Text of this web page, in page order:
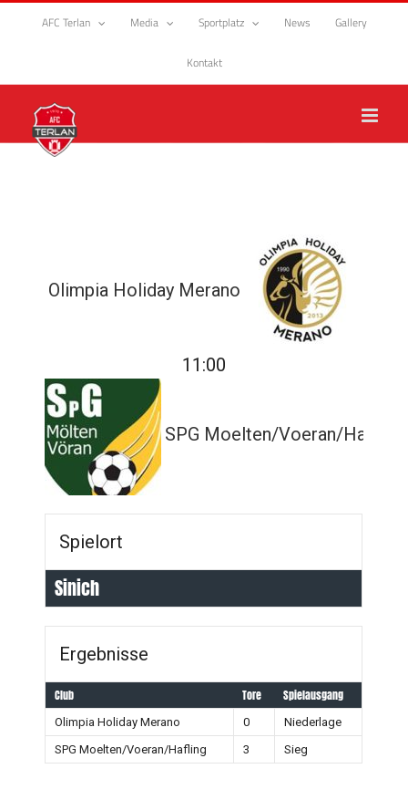
Zum
AFC Terlan Media Sportplatz News Gallery
Kontakt
Olimpia Holiday Merano
11:00
SPG Moelten/Voeran/Hafling
Spielort
Sinich
Ergebnisse
Club Tore Spielausgang
Olimpia Holiday Merano 0
Niederlage
SPG Moelten/Voeran/Hafling
3 Sieg